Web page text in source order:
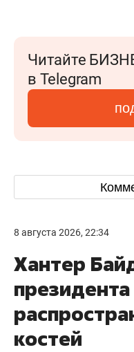
Читайте
в Telegram
8 августа 2026, 22:34
Хантер
костей